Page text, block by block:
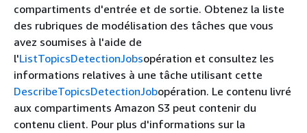
compartiments d'entrée et de sortie. Obtenez la liste
des rubriques de modélisation des tâches que vous
avez soumises à l'aide de
l'ListTopicsDetectionJobsopération et consultez les
informations relatives à une tâche utilisant cette
DescribeTopicsDetectionJobopération. Le contenu livré
aux compartiments Amazon S3 peut contenir du
contenu client. Pour plus d'informations sur la